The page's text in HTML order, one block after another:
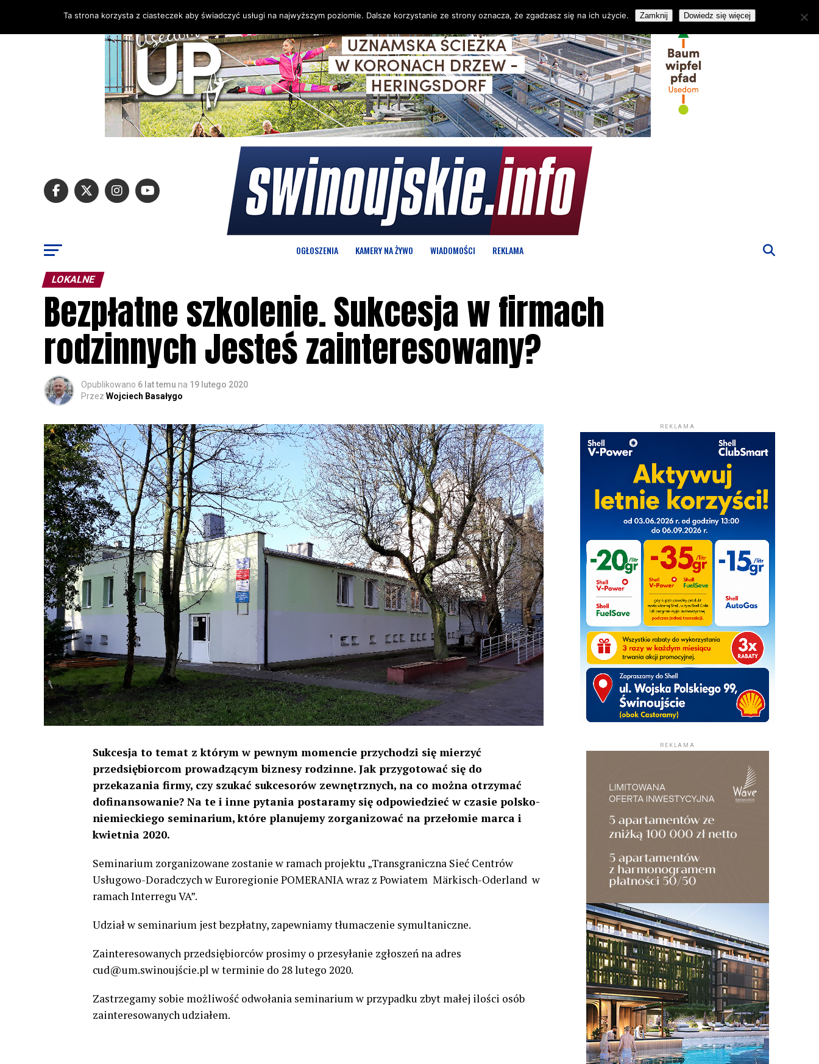
OGŁOSZENIA KAMERY NA ŻYWO WIADOMOŚCI REKLAMA
LOKALNE
Bezpłatne szkolenie. Sukcesja w firmach
rodzinnych Jesteś zainteresowany?
Opublikowano 6 lat temu na 19 lutego 2020
Przez Wojciech Basałygo
Sukcesja to temat z którym w pewnym momencie przychodzi się mierzyć
przedsiębiorcom prowadzącym biznesy rodzinne. Jak przygotować się do
przekazania firmy, czy szukać sukcesorów zewnętrznych, na co można otrzymać
dofinansowanie? Na te i inne pytania postaramy się odpowiedzieć w czasie polsko-
niemieckiego seminarium, które planujemy zorganizować na przełomie marca i
kwietnia 2020.
Seminarium zorganizowane zostanie w ramach projektu „Transgraniczna Sieć Centrów
Usługowo-Doradczych w Euroregionie POMERANIA wraz z Powiatem Märkisch-Oderland w
ramach Interregu VA”.
Udział w seminarium jest bezpłatny, zapewniamy tłumaczenie symultaniczne.
Zainteresowanych przedsiębiorców prosimy o przesyłanie zgłoszeń na adres
cud@um.swinoujście.pl w terminie do 28 lutego 2020.
Zastrzegamy sobie możliwość odwołania seminarium w przypadku zbyt małej ilości osób
zainteresowanych udziałem.
REKLAMA
REKLAMA
Ta strona korzysta z ciasteczek aby świadczyć usługi na najwyższym poziomie. Dalsze korzystanie ze strony oznacza, że zgadzasz się na ich użycie. Zamknij Dowiedz się więcej